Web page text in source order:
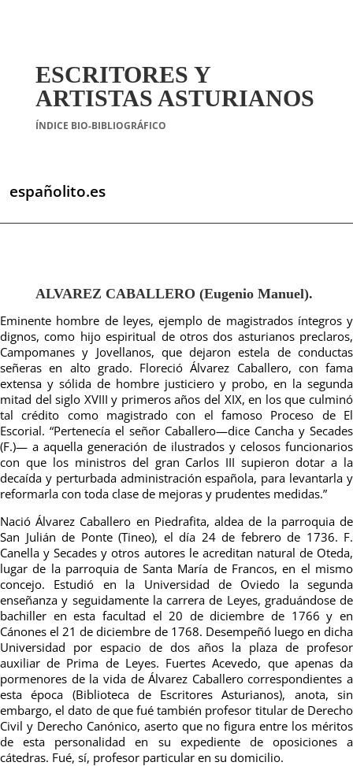
ESCRITORES Y
ARTISTAS ASTURIANOS
ÍNDICE BIO-BIBLIOGRÁFICO
españolito.es
ALVAREZ CABALLERO (Eugenio Manuel).
Eminente hombre de leyes, ejemplo de magistrados íntegros y
dignos, como hijo espiritual de otros dos asturianos preclaros,
Campomanes y Jovellanos, que dejaron estela de conductas
señeras en alto grado. Floreció Álvarez Caballero, con fama
extensa y sólida de hombre justiciero y probo, en la segunda
mitad del siglo XVIII y primeros años del XIX, en los que culminó
tal crédito como magistrado con el famoso Proceso de El
Escorial. “Pertenecía el señor Caballero—dice Cancha y Secades
(F.)— a aquella generación de ilustrados y celosos funcionarios
con que los ministros del gran Carlos III supieron dotar a la
decaída y perturbada administración española, para levantarla y
reformarla con toda clase de mejoras y prudentes medidas.”
Nació Álvarez Caballero en Piedrafita, aldea de la parroquia de
San Julián de Ponte (Tineo), el día 24 de febrero de 1736. F.
Canella y Secades y otros autores le acreditan natural de Oteda,
lugar de la parroquia de Santa María de Francos, en el mismo
concejo. Estudió en la Universidad de Oviedo la segunda
enseñanza y seguidamente la carrera de Leyes, graduándose de
bachiller en esta facultad el 20 de diciembre de 1766 y en
Cánones el 21 de diciembre de 1768. Desempeñó luego en dicha
Universidad por espacio de dos años la plaza de profesor
auxiliar de Prima de Leyes. Fuertes Acevedo, que apenas da
pormenores de la vida de Álvarez Caballero correspondientes a
esta época (Biblioteca de Escritores Asturianos), anota, sin
embargo, el dato de que fué también profesor titular de Derecho
Civil y Derecho Canónico, aserto que no figura entre los méritos
de esta personalidad en su expediente de oposiciones a
cátedras. Fué, sí, profesor particular en su domicilio.